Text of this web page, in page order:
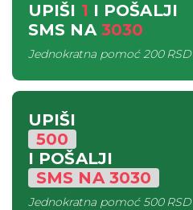
UPIŠI 1 I POŠALJI
SMS NA 3030
Jednokratna pomoć200 RSD
UPIŠI
500
I POŠALJI
SMS NA3030
Jednokratna pomoć500 RSD